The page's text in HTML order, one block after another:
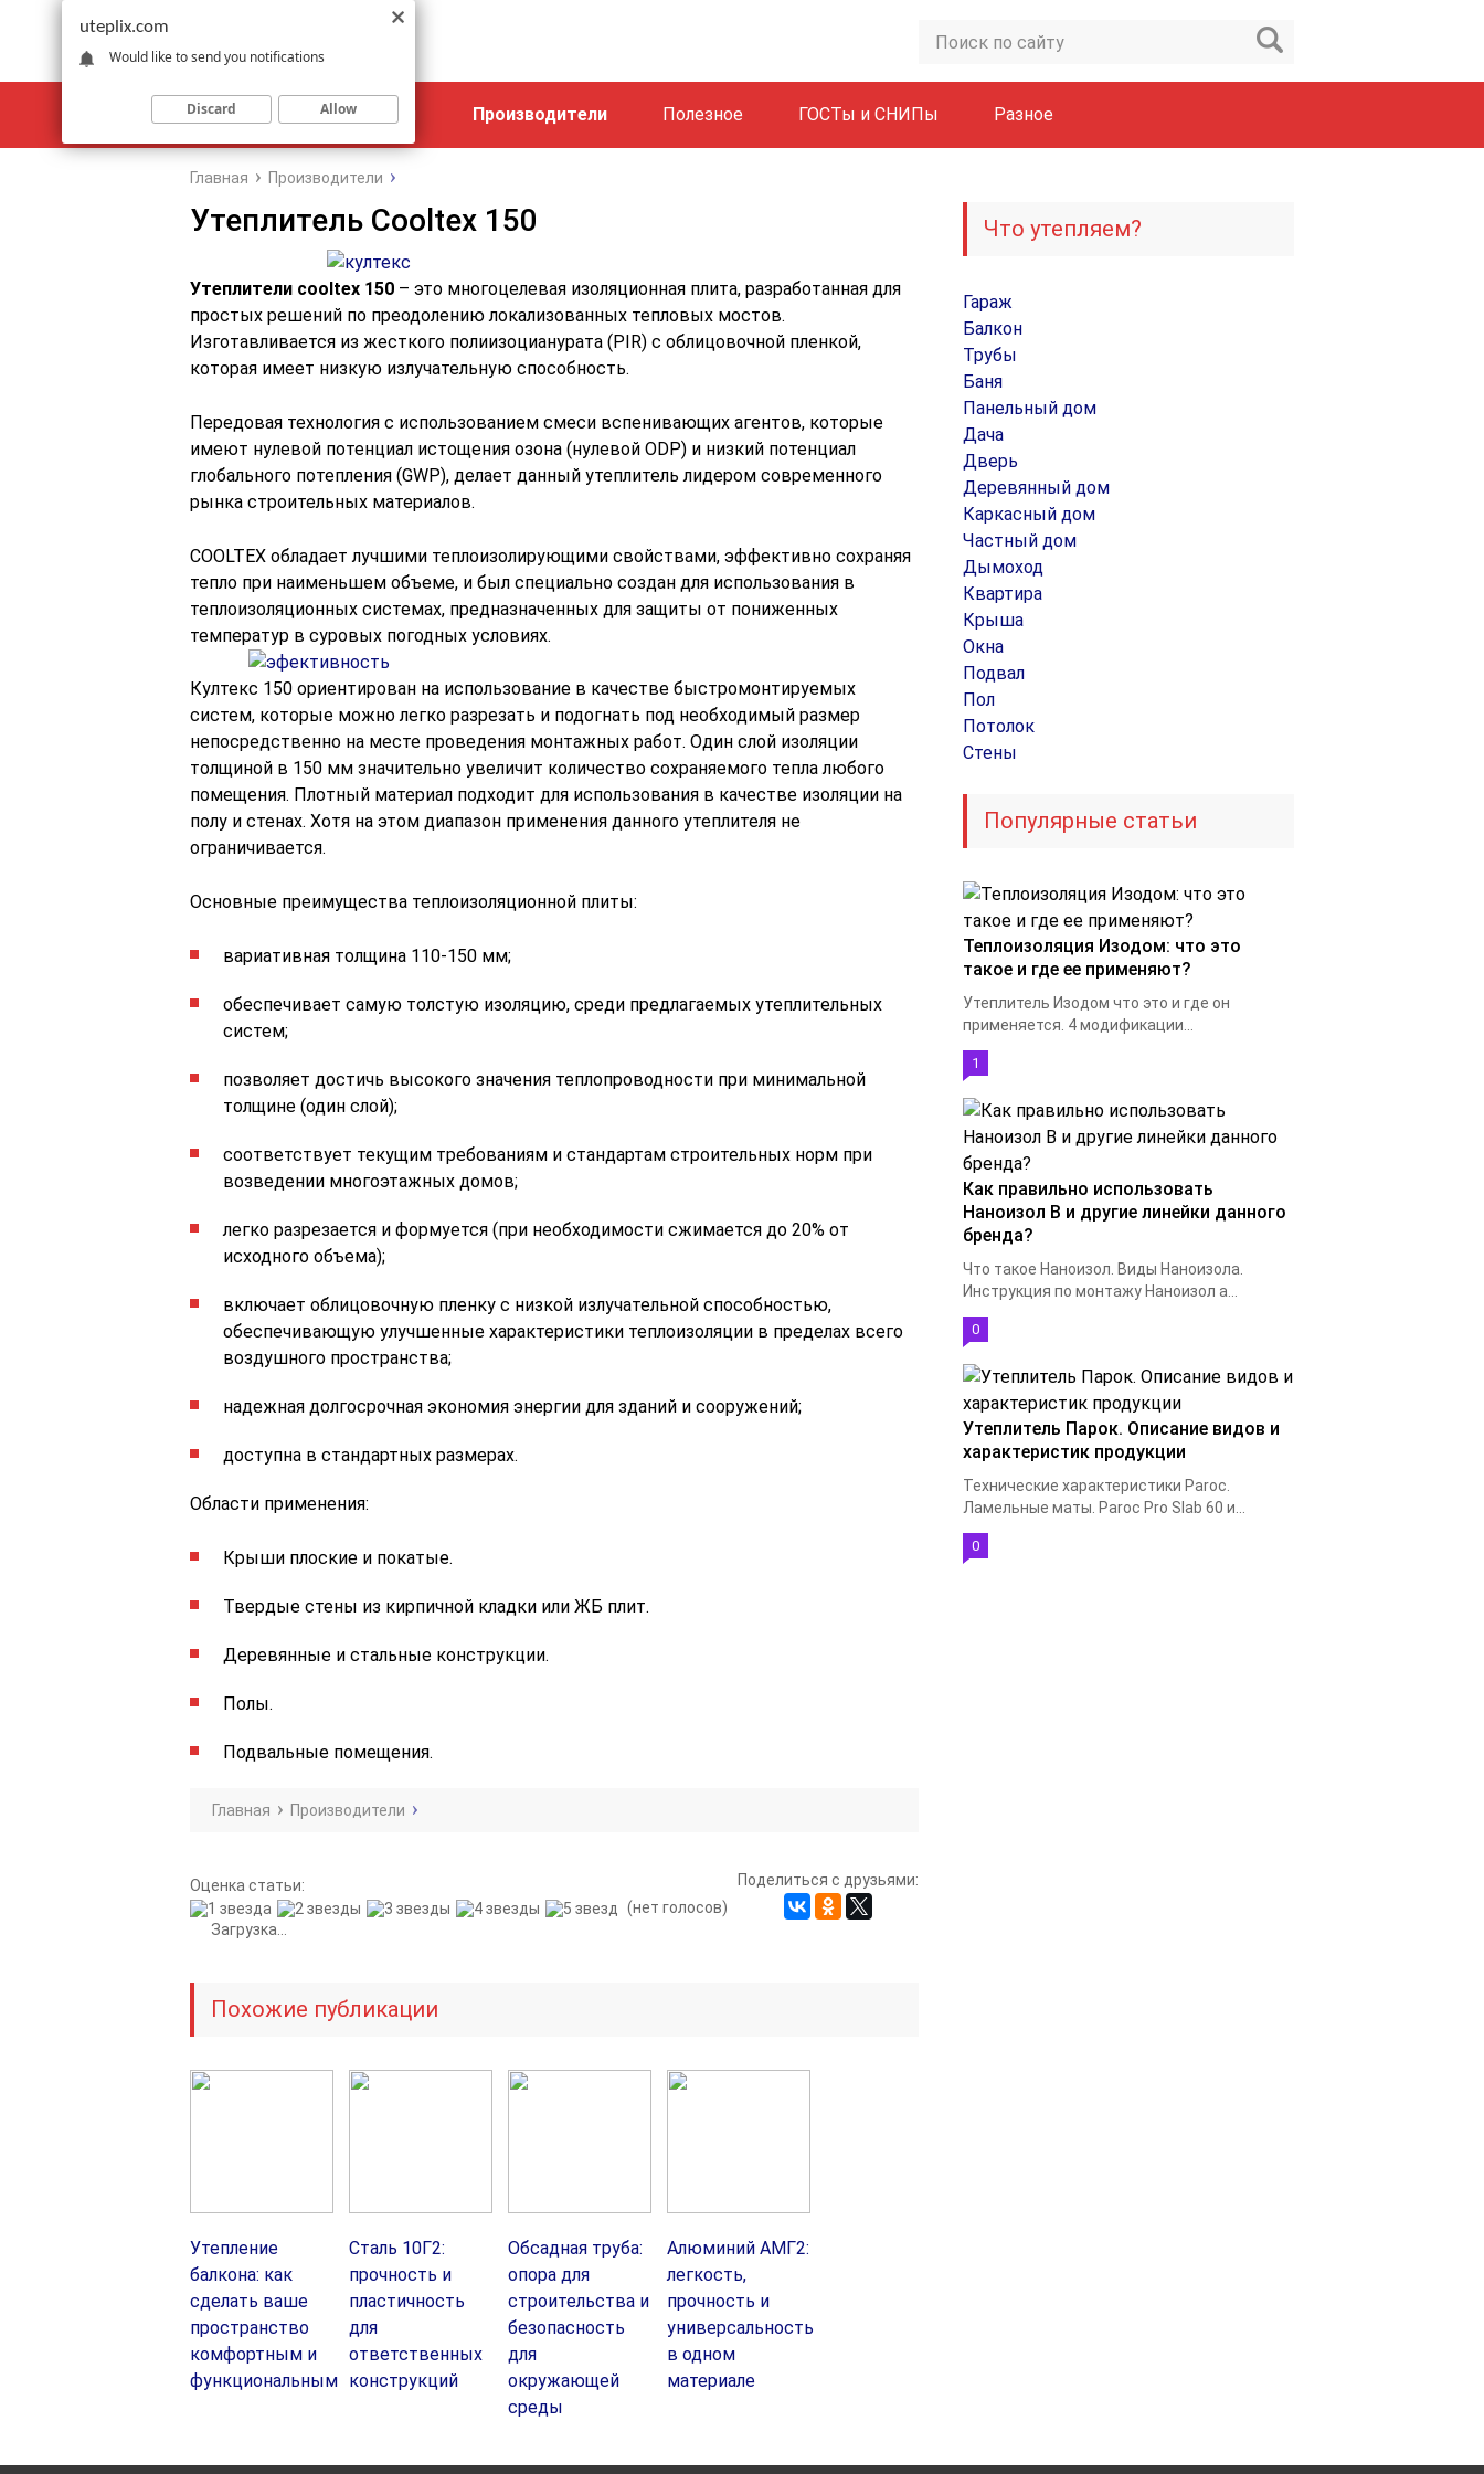
Материалы Объекты Производители Полезное ГОСТы и СНИПы Разное
Главная Производители
Утеплитель Cooltex 150
Утеплители cooltex 150 – это многоцелевая изоляционная плита, разработанная для
простых решений по преодолению локализованных тепловых мостов.
Изготавливается из жесткого полиизоцианурата (PIR) с облицовочной пленкой,
которая имеет низкую излучательную способность.
Передовая технология с использованием смеси вспенивающих агентов, которые
имеют нулевой потенциал истощения озона (нулевой ODP) и низкий потенциал
глобального потепления (GWP), делает данный утеплитель лидером современного
рынка строительных материалов.
COOLTEX обладает лучшими теплоизолирующими свойствами, эффективно сохраняя
тепло при наименьшем объеме, и был специально создан для использования в
теплоизоляционных системах, предназначенных для защиты от пониженных
температур в суровых погодных условиях.
Култекс 150 ориентирован на использование в качестве быстромонтируемых
систем, которые можно легко разрезать и подогнать под необходимый размер
непосредственно на месте проведения монтажных работ. Один слой изоляции
толщиной в 150 мм значительно увеличит количество сохраняемого тепла любого
помещения. Плотный материал подходит для использования в качестве изоляции на
полу и стенах. Хотя на этом диапазон применения данного утеплителя не
ограничивается.
Основные преимущества теплоизоляционной плиты:
вариативная толщина 110-150 мм;
обеспечивает самую толстую изоляцию, среди предлагаемых утеплительных
систем;
позволяет достичь высокого значения теплопроводности при минимальной
толщине (один слой);
соответствует текущим требованиям и стандартам строительных норм при
возведении многоэтажных домов;
легко разрезается и формуется (при необходимости сжимается до 20% от
исходного объема);
включает облицовочную пленку с низкой излучательной способностью,
обеспечивающую улучшенные характеристики теплоизоляции в пределах всего
воздушного пространства;
надежная долгосрочная экономия энергии для зданий и сооружений;
доступна в стандартных размерах.
Области применения:
Крыши плоские и покатые.
Твердые стены из кирпичной кладки или ЖБ плит.
Деревянные и стальные конструкции.
Полы.
Подвальные помещения.
Главная Производители
Оценка статьи:
(нет голосов)
Загрузка...
Поделиться с друзьями:
Похожие публикации
Утепление
балкона: как
сделать ваше
пространство
комфортным и
функциональным
Сталь 10Г2:
прочность и
пластичность
для
ответственных
конструкций
Обсадная труба:
опора для
строительства и
безопасность
для
окружающей
среды
Алюминий АМГ2:
легкость,
прочность и
универсальность
в одном
материале
Что утепляем?
Гараж
Балкон
Трубы
Баня
Панельный дом
Дача
Дверь
Деревянный дом
Каркасный дом
Частный дом
Дымоход
Квартира
Крыша
Окна
Подвал
Пол
Потолок
Стены
Популярные статьи
Теплоизоляция Изодом: что это
такое и где ее применяют?
Утеплитель Изодом что это и где он
применяется. 4 модификации...
1
Как правильно использовать
Наноизол B и другие линейки данного
бренда?
Что такое Наноизол. Виды Наноизола.
Инструкция по монтажу Наноизол а...
0
Утеплитель Парок. Описание видов и
характеристик продукции
Технические характеристики Paroc.
Ламельные маты. Paroc Pro Slab 60 и...
0
uteplix.com
Would like to send you notifications
Discard Allow